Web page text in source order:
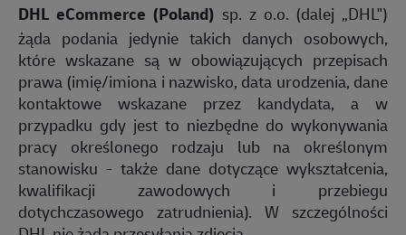
DHL eCommerce (Poland) sp. z o.o. (dalej „DHL")
żąda podania jedynie takich danych osobowych,
które wskazane są w obowiązujących przepisach
prawa (imię/imiona i nazwisko, data urodzenia, dane
kontaktowe wskazane przez kandydata, a w
przypadku gdy jest to niezbędne do wykonywania
pracy określonego rodzaju lub na określonym
stanowisku - także dane dotyczące wykształcenia,
kwalifikacji zawodowych i przebiegu
dotychczasowego zatrudnienia). W szczególności